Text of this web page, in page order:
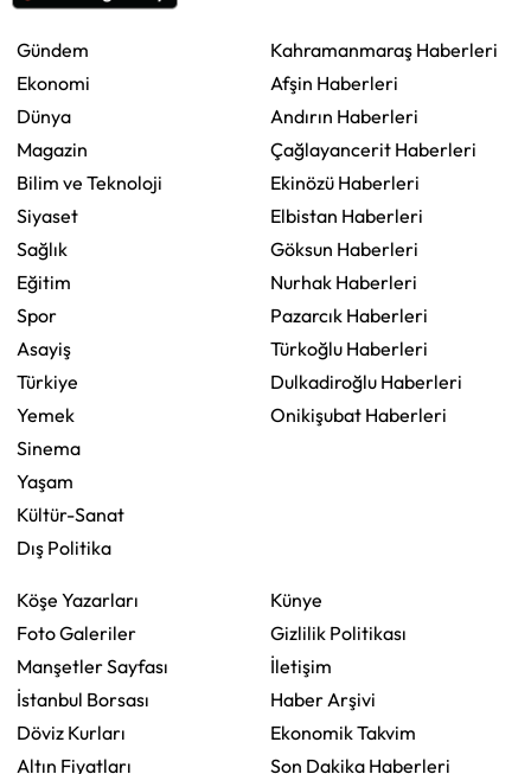
Gündem
Ekonomi
Dünya
Magazin
Bilim ve Teknoloji
Siyaset
Sağlık
Eğitim
Spor
Asayiş
Türkiye
Yemek
Sinema
Yaşam
Kültür-Sanat
Dış Politika
Kahramanmaraş Haberleri
Afşin Haberleri
Andırın Haberleri
Çağlayancerit Haberleri
Ekinözü Haberleri
Elbistan Haberleri
Göksun Haberleri
Nurhak Haberleri
Pazarcık Haberleri
Türkoğlu Haberleri
Dulkadiroğlu Haberleri
Onikişubat Haberleri
Köşe Yazarları
Foto Galeriler
Manşetler Sayfası
İstanbul Borsası
Döviz Kurları
Altın Fiyatları
Künye
Gizlilik Politikası
İletişim
Haber Arşivi
Ekonomik Takvim
Son Dakika Haberleri